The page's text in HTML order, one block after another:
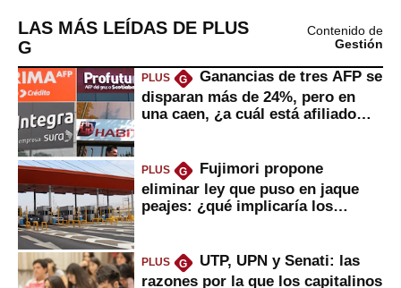
LAS MÁS LEÍDAS DE PLUS
G
Contenido de
Gestión
PLUS G
Ganancias de tres AFP se
disparan más de 24%, pero en
una caen, ¿a cuál está afiliado
PLUS G
Fujimori propone
eliminar ley que puso en jaque
peajes: ¿qué implicaría los
PLUS G
UTP, UPN y Senati: las
razones por la que los capitalinos